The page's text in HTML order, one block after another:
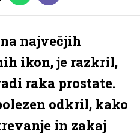
največjih
ikon, je razkril,
raka prostate.
odkril, kako
in zakaj